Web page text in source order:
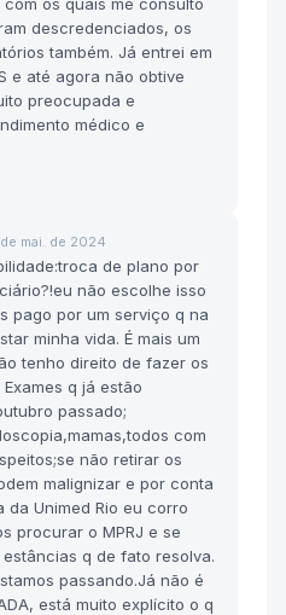
descredenciados, os
também. Já entrei em
e até agora não obtive
preocupada e
médico e
mai. de 2024
de plano por
não escolhe isso
pago por um serviço q na
minha vida. É mais um
tenho direito de fazer os
q já estão
passado;
com
não retirar os
malignizar e por conta
da Unimed Rio eu corro
procurar o MPRJ e se
q de fato resolva.
passando.Já não é
está muito explícito o q